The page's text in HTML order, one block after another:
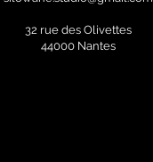
32 rue des Olivettes
44000 Nantes